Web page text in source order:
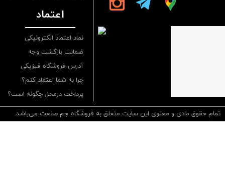
تمام حقوق مادی و معنوی این سایت متعلق به فروشگاه جم صنعت می‌باشد.
اعتماد
نماد اعتماد الکترونیکی
ضمانت بازگشت وجه
آدرس فروشگاه فیزیکی
چرا به شما اعتماد کنم؟
پرداخت درمحل چگونه است؟